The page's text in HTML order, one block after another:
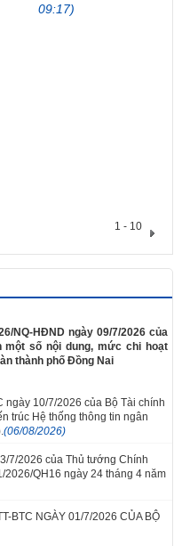
09:17)
1 - 10
NQ-HĐND ngày 09/7/2026 của
một số nội dung, mức chi hoạt
thành phố Đồng Nai
ngày 10/7/2026 của Bộ Tài chính
trúc Hệ thống thông tin ngân
(06/08/2026)
7/2026 của Thủ tướng Chính
QH16 ngày 24 tháng 4 năm
BTC NGÀY 01/7/2026 CỦA BỘ